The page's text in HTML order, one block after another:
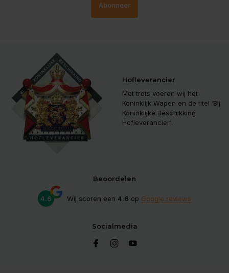
Abonneer
Hofleverancier
Met trots voeren wij het
Koninklijk Wapen en de titel ‘Bij
Koninklijke Beschikking
Hofleverancier'.
Beoordelen
4.6 Wij scoren een 4.6 op Google reviews
Socialmedia